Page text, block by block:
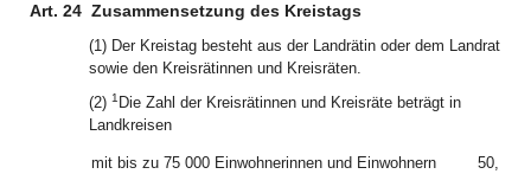
Art. 24 Zusammensetzung des Kreistags
(1) Der Kreistag besteht aus der Landrätin oder dem Landrat
sowie den Kreisrätinnen und Kreisräten.
(2) 1 Die Zahl der Kreisrätinnen und Kreisräte beträgt in
Landkreisen
mit bis zu 75 000 Einwohnerinnen und Einwohnern
50,